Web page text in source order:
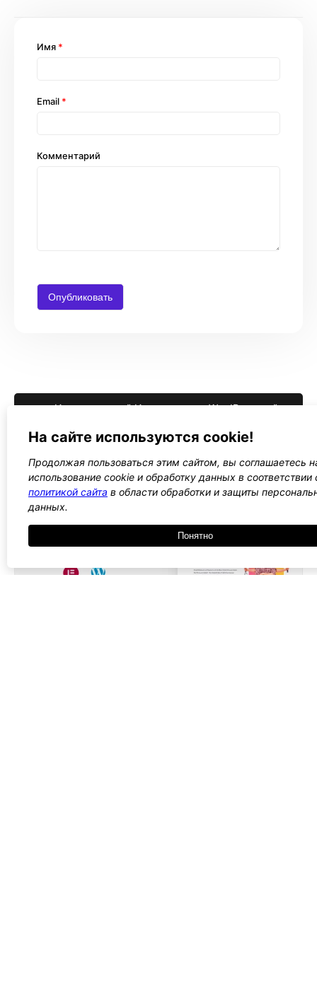
Комментарий
Имя *
Email *
Исскуственный Интеллект для WordPress сайта
На сайте используются cookie!
Продолжая пользоваться этим сайтом, вы соглашаетесь
использование cookie и обработку данных в соответствии
политикой сайта в области обработки и защиты
данных.
Понятно